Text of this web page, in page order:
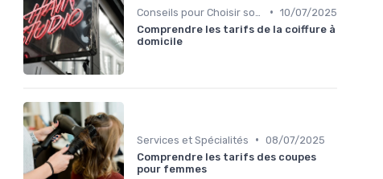
• 10/07/2025
Comprendre les tarifs de la coiffure à
domicile
Services et Spécialités • 08/07/2025
Comprendre les tarifs des coupes
pour femmes